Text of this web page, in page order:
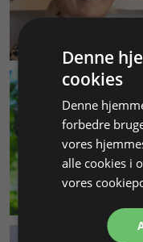
MILJØ
Denne
cookies
Denne
forbedre
vores
alle cookies i
vores